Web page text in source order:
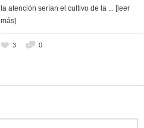
la atención serían el cultivo de la ... [leer
más]
3 0